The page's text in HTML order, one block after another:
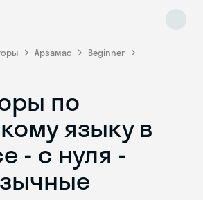
Арзамас
Beginner
по
языку в
- с нуля -